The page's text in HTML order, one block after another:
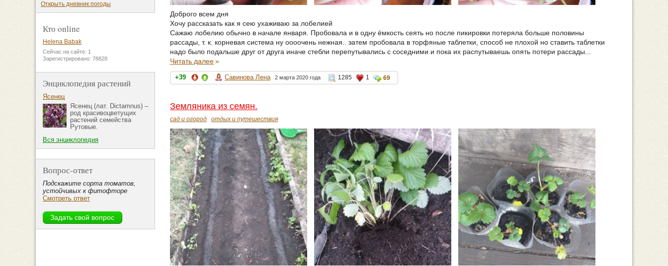
Доброго всем дня
Хочу рассказать как я сею ухаживаю за лобелией
Сажаю лобелию обычно в начале января. Пробовала и в одну ёмкость сеять но после пикировки потеряла больше половины
рассады, т. к. корневая система ну оооочень нежная.. затем пробовала в торфяные таблетки, способ не плохой но ставить таблетки
надо было подальше друг от друга иначе стебли перепутывались с соседними и пока их распутываешь опять потери рассады...
Читать далее»
+39 Савинова Лена 2 марта 2020 года 1285 1 69
Земляника из семян.
сад и огород отдых и путешествия
Открыть дневник погоды
Кто online
Helena Babak
Сейчас на сайте: 1
Зарегистрировано: 78828
Энциклопедия растений
Ясенец
Ясенец (лат. Dictamnus) –
род красивоцветущих
растений семейства
Рутовые.
Вся энциклопедия
Вопрос-ответ
Подскажите сорта томатов,
устойчивых к фитофторе
Смотреть ответ